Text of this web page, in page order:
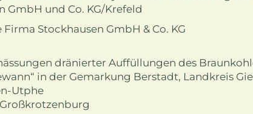
GmbH und Co. KG/Krefeld
Stockhausen GmbH & Co. KG
dränierter Auffüllungen des
in der Gemarkung Berstadt, Landkreis
Utphe